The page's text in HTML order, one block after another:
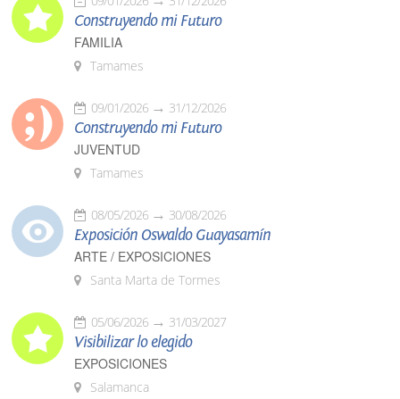
Construyendo mi Futuro
FAMILIA
Tamames
09/01/2026 31/12/2026
Construyendo mi Futuro
JUVENTUD
Tamames
08/05/2026 30/08/2026
Exposición Oswaldo Guayasamín
ARTE / EXPOSICIONES
Santa Marta de Tormes
05/06/2026 31/03/2027
Visibilizar lo elegido
EXPOSICIONES
Salamanca